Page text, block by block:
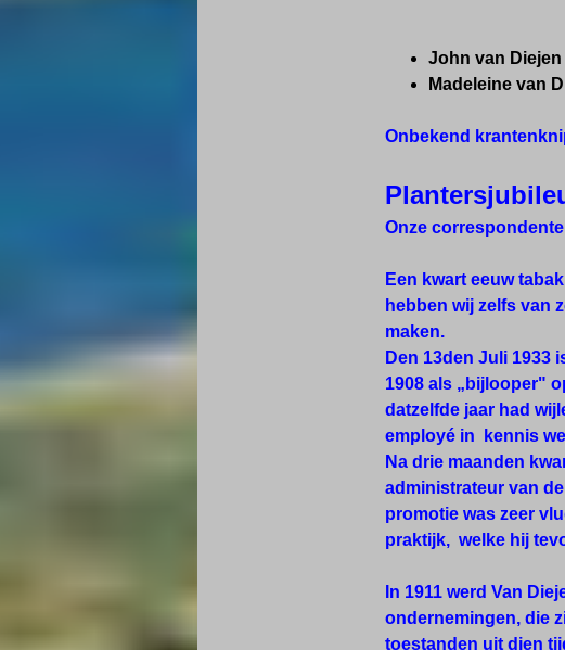
John van Diejen
Madeleine van
Onbekend
Onze
Een kwart eeuw
hebben wij zelfs van
maken.
Den 13den Juli 1933
1908 als „bijlooper"
datzelfde jaar had
employé in kennis
Na drie maanden
administrateur van
promotie was zeer
praktijk, welke hij
In 1911 werd Van
ondernemingen, die
toestanden uit dien